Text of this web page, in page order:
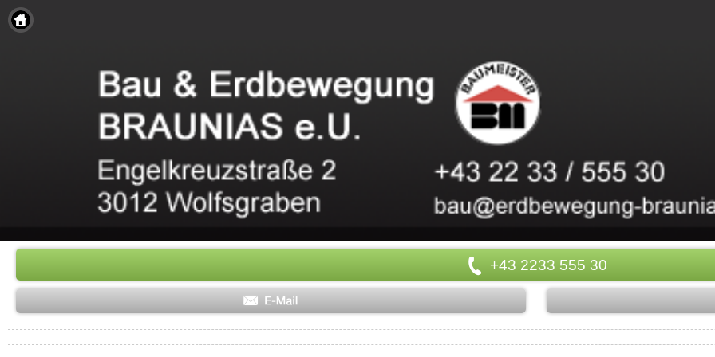
+43 2233 555 30